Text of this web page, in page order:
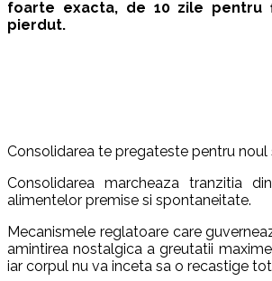
foarte exacta, de 10 zile pentru
pierdut.
Consolidarea te pregateste pentru noul
Consolidarea marcheaza tranzitia
alimentelor premise si spontaneitate.
Mecanismele reglatoare care
amintirea nostalgica a greutatii
iar corpul nu va inceta sa o recastige